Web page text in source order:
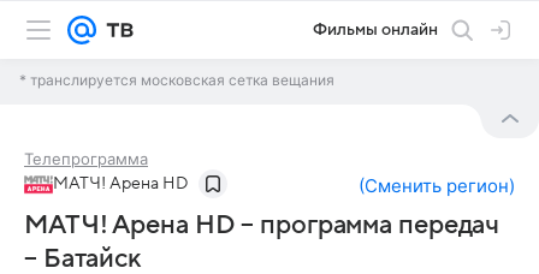
Фильмы онлайн
* транслируется московская сетка вещания
Телепрограмма
МАТЧ! Арена HD (Сменить регион)
МАТЧ! Арена HD – программа передач
– Батайск